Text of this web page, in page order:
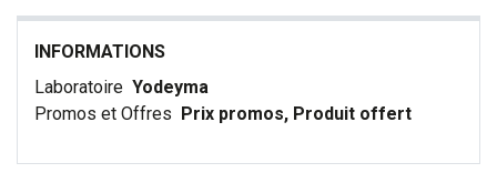
INFORMATIONS
Laboratoire Yodeyma
Promos et Offres
Prix promos, Produit offert